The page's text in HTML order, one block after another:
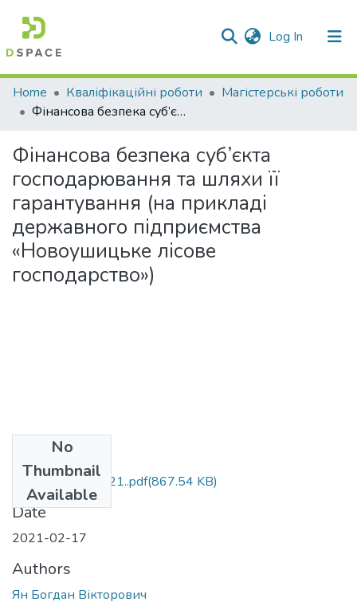
Log In (current)
Communities & Collections
Statistics
Home Кваліфікаційні роботи
Магістерські роботи
Фінансова безпека суб’єкта господарювання та шляхи її гарантування (на прикладі державного підприємства «Новоушицьке лісове господарство»)
Фінансова безпека суб’єкта
господарювання та шляхи її
гарантування (на прикладі
державного підприємства
«Новоушицьке лісове
господарство»)
No
Thumbnail
Available
М.072.МР.Ян.2021..pdf(867.54 KB)
Date
2021-02-17
Authors
Ян Богдан Вікторович